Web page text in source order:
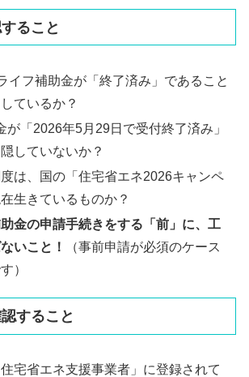
ること
イフ補助金が「終了済み」であること
ているか？
が「2026年5月29日で受付終了済み」
していないか？
は、国の「住宅省エネ2026キャンペ
生きているものか？
助金の申請手続きをする「前」に、工
いこと！
（事前申請が必須のケース
）
すること
宅省エネ支援事業者」に登録されて